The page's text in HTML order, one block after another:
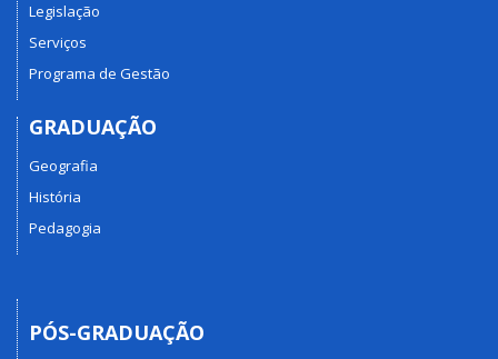
Legislação
Serviços
Programa de Gestão
GRADUAÇÃO
Geografia
História
Pedagogia
PÓS-GRADUAÇÃO